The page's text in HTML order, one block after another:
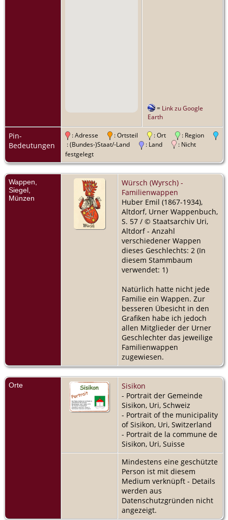
= Link zu Google
Earth
Pin-
Bedeutungen
: Adresse : Ortsteil : Ort
: Region
: (Bundes-)Staat/-Land
: Land
: Nicht
festgelegt
Wappen,
Siegel,
Münzen
Würsch (Wyrsch) -
Familienwappen
Huber Emil (1867-1934),
Altdorf, Urner Wappenbuch,
S. 57 / © Staatsarchiv Uri,
Altdorf - Anzahl
verschiedener Wappen
dieses Geschlechts: 2 (In
diesem Stammbaum
verwendet: 1)
Natürlich hatte nicht jede
Familie ein Wappen. Zur
besseren Übesicht in den
Grafiken habe ich jedoch
allen Mitglieder der Urner
Geschlechter das jeweilige
Familienwappen
zugewiesen.
Orte
Sisikon
- Portrait der Gemeinde
Sisikon, Uri, Schweiz
- Portrait of the municipality
of Sisikon, Uri, Switzerland
- Portrait de la commune de
Sisikon, Uri, Suisse
Mindestens eine geschützte
Person ist mit diesem
Medium verknüpft - Details
werden aus
Datenschutzgründen nicht
angezeigt.